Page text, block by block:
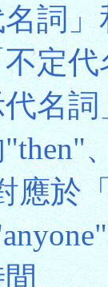
詞
定
名
應於